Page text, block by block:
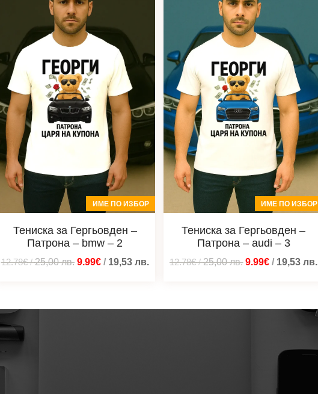
ИМЕ ПО ИЗБОР
Тениска за Гергьовден –
Патрона – bmw – 2
12.78€/25,00лв. 9.99€/ 19,53 лв.
ИМЕ ПО ИЗБОР
Тениска за Гергьовден –
Патрона – audi – 3
12.78€/25,00лв. 9.99€ / 19,53лв.